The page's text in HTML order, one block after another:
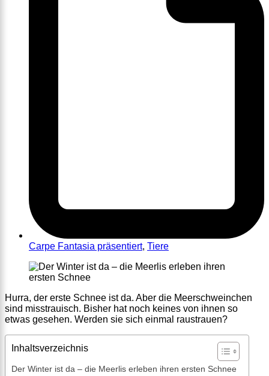
Carpe Fantasia präsentiert, Tiere
Hurra, der erste Schnee ist da. Aber die Meerschweinchen
sind misstrauisch. Bisher hat noch keines von ihnen so
etwas gesehen. Werden sie sich einmal raustrauen?
Inhaltsverzeichnis
Der Winter ist da – die Meerlis erleben ihren ersten Schnee